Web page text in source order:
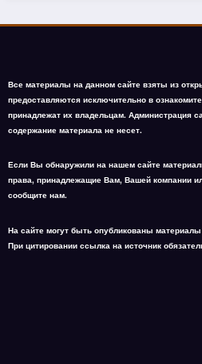
Все материалы на данном сайте взяты из
предоставляются исключительно в
принадлежат их владельцам. Администрация
содержание материала не несет.
Если Вы обнаружили на нашем сайте
права, принадлежащие Вам, Вашей компании
сообщите нам.
На сайте могут быть опубликованы
При цитировании ссылка на источник